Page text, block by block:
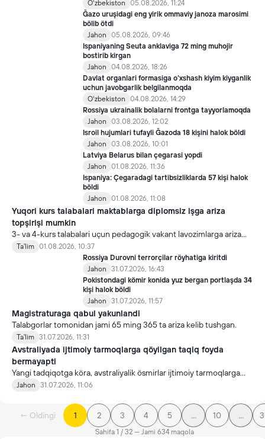
Oʻzbekiston
05.08.2026, 11:24
Ğazo uruşidagi eng yirik ommaviy janoza marosimi
bölib ötdi
Jahon
05.08.2026, 09:46
Ispaniyaning Seuta anklaviga 72 ming muhojir
bostirib kirgan
Jahon
04.08.2026, 18:26
Davlat organlari formasiga o‘xshash kiyim kiyganlik
uchun javobgarlik belgilanmoqda
Oʻzbekiston
04.08.2026, 14:29
Rossiya ukrainalik bolalarni frontga tayyorlamoqda
Jahon
03.08.2026, 12:02
Isroil hujumlari tufayli Ğazoda 18 kişini halok böldi
Jahon
03.08.2026, 10:01
Latviya Belarus bilan çegarasi yopdi
Jahon
01.08.2026, 11:36
Ispaniya: Çegaradagi tartibsizliklarda 57 kişi halok
böldi
Jahon
01.08.2026, 11:08
Yuqori kurs talabalari maktablarga diplomsiz işga ariza
topşirişi mumkin
3- va 4-kurs talabalari uçun pedagogik vakant lavozimlarga ariza
topşirish yanada soddalaştirildi.
Ta'lim 01.08.2026, 10:37
Rossiya Durovni terrorçilar röyhatiga kiritdi
Jahon
31.07.2026, 16:43
Pokistondagi kömir konida yuz bergan portlaşda 34
kişi halok böldi
Jahon
31.07.2026, 11:57
Magistraturaga qabul yakunlandi
Talabgorlar tomonidan jami 65 ming 365 ta ariza kelib tushgan.
Ta'lim 31.07.2026, 11:31
Avstraliyada ijtimoiy tarmoqlarga qöyilgan taqiq foyda
bermayapti
Yangi tadqiqotga köra, avstraliyalik ösmirlar ijtimoiy tarmoqlarga
qöyilgan taqiqdan söng ham ulardan foydalanmoqda.
Jahon 31.07.2026, 11:06
← Oldingi 1 2 3 4 5 … 10 …
Sahifa 1 / 32 — Jami 634 maqola